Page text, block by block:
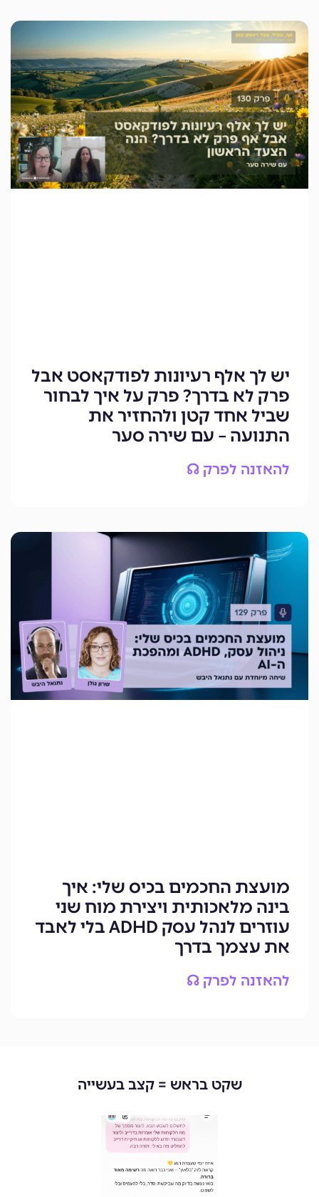
יש לך אלף רעיונות לפודקאסט אבל
פרק לא בדרך? פרק על איך לבחור
שביל אחד קטן ולהחזיר את
התנועה – עם שירה סער
להאזנה לפרק ☊
מועצת החכמים בכיס שלי: איך
בינה מלאכותית ויצירת מוח שני
עוזרים לנהל עסק ADHD בלי לאבד
את עצמך בדרך
להאזנה לפרק ☊
שקט בראש = קצב בעשייה